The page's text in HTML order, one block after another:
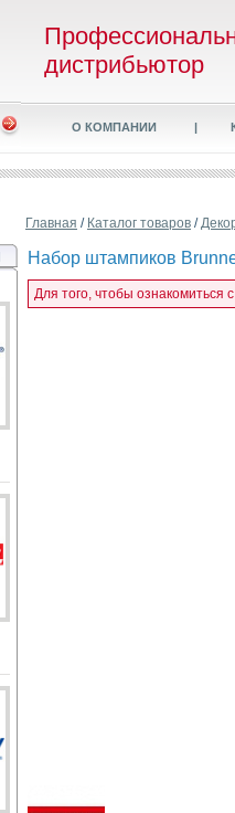
дистрибьютор
О КОМПАНИИ |
Главная / Каталог товаров /
Набор штампиков
Для того, чтобы